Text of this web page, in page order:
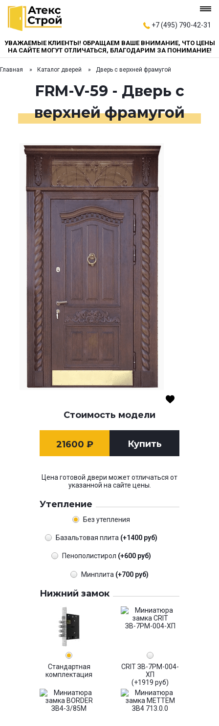
+7 (495) 790-42-31
УВАЖАЕМЫЕ КЛИЕНТЫ! ОБРАЩАЕМ ВАШЕ ВНИМАНИЕ, ЧТО ЦЕНЫ
НА САЙТЕ МОГУТ ОТЛИЧАТЬСЯ, БЛАГОДАРИМ ЗА ПОНИМАНИЕ!
Главная Каталог дверей Дверь с верхней фрамугой
FRM-V-59 - Дверь с
верхней фрамугой
Стоимость модели
21600 ₽ Купить
Цена готовой двери может отличаться от
указанной на сайте цены.
Утепление
Без утепления
Базальтовая плита (+1400 руб)
Пенополистирол (+600 руб)
Минплита (+700 руб)
Нижний замок
Стандартная
комплектация
CRIT ЗВ-7РМ-004-
ХП
(+1919 руб)